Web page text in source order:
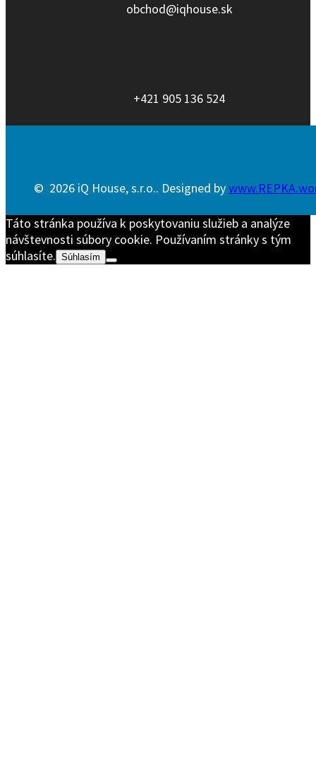
obchod@iqhouse.sk
+421 905 136 524
© 2026 iQ House, s.r.o.. Designed by
Táto stránka používa k poskytovaniu služieb a analýze
návštevnosti súbory cookie. Používaním stránky s tým
súhlasíte. Súhlasím